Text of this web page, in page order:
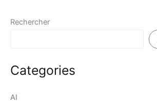
Rechercher
Categories
AI